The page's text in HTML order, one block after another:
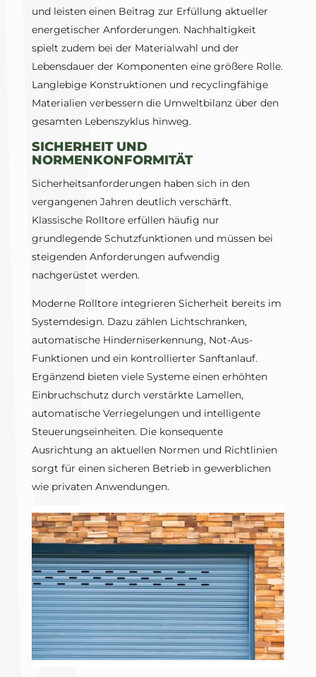
und leisten einen Beitrag zur Erfüllung aktueller
energetischer Anforderungen. Nachhaltigkeit
spielt zudem bei der Materialwahl und der
Lebensdauer der Komponenten eine größere Rolle.
Langlebige Konstruktionen und recyclingfähige
Materialien verbessern die Umweltbilanz über den
gesamten Lebenszyklus hinweg.
SICHERHEIT UND
NORMENKONFORMITÄT
Sicherheitsanforderungen haben sich in den
vergangenen Jahren deutlich verschärft.
Klassische Rolltore erfüllen häufig nur
grundlegende Schutzfunktionen und müssen bei
steigenden Anforderungen aufwendig
nachgerüstet werden.
Moderne Rolltore integrieren Sicherheit bereits im
Systemdesign. Dazu zählen Lichtschranken,
automatische Hinderniserkennung, Not-Aus-
Funktionen und ein kontrollierter Sanftanlauf.
Ergänzend bieten viele Systeme einen erhöhten
Einbruchschutz durch verstärkte Lamellen,
automatische Verriegelungen und intelligente
Steuerungseinheiten. Die konsequente
Ausrichtung an aktuellen Normen und Richtlinien
sorgt für einen sicheren Betrieb in gewerblichen
wie privaten Anwendungen.